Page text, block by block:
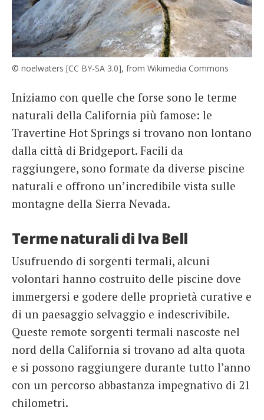
© noelwaters [CC BY-SA 3.0], from Wikimedia Commons
Iniziamo con quelle che forse sono le terme
naturali della California più famose: le
Travertine Hot Springs si trovano non lontano
dalla città di Bridgeport. Facili da
raggiungere, sono formate da diverse piscine
naturali e offrono un’incredibile vista sulle
montagne della Sierra Nevada.
Terme naturali di Iva Bell
Usufruendo di sorgenti termali, alcuni
volontari hanno costruito delle piscine dove
immergersi e godere delle proprietà curative e
di un paesaggio selvaggio e indescrivibile.
Queste remote sorgenti termali nascoste nel
nord della California si trovano ad alta quota
e si possono raggiungere durante tutto l’anno
con un percorso abbastanza impegnativo di 21
chilometri.